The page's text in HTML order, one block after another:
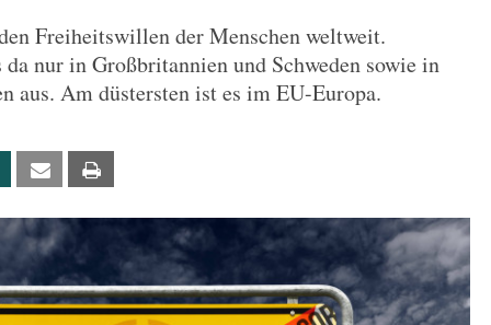
Freiheitswillen der Menschen weltweit.
da nur in Großbritannien und Schweden sowie in
aus. Am düstersten ist es im EU-Europa.
Xing Email